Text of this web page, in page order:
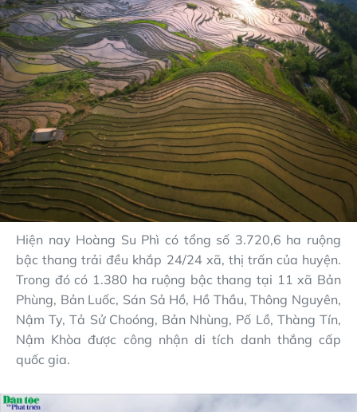
Hiện nay Hoàng Su Phì có tổng số 3.720,6 ha ruộng
bậc thang trải đều khắp 24/24 xã, thị trấn của huyện.
Trong đó có 1.380 ha ruộng bậc thang tại 11 xã Bản
Phùng, Bản Luốc, Sán Sả Hồ, Hồ Thầu, Thông Nguyên,
Nậm Ty, Tả Sử Choóng, Bản Nhùng, Pố Lồ, Thàng Tín,
Nậm Khòa được công nhận di tích danh thắng cấp
quốc gia.